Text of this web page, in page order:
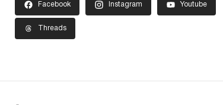
Facebook Instagram Youtube
Threads